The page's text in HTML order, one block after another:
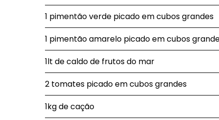
1 pimentão verde picado em cubos grandes
1 pimentão amarelo picado em cubos
1lt de caldo de frutos do mar
2 tomates picado em cubos grandes
1kg de cação